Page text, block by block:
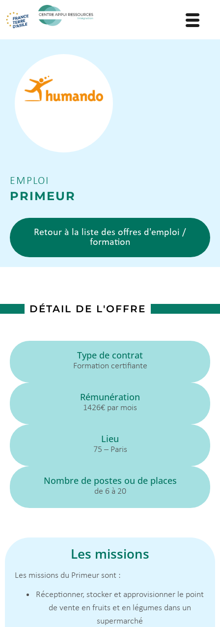
EMPLOI
PRIMEUR
Retour à la liste des offres d'emploi /
formation
DÉTAIL DE L'OFFRE
Type de contrat
Formation certifiante
Rémunération
1426€ par mois
Lieu
75 – Paris
Nombre de postes ou de places
de 6 à 20
Les missions
Les missions du Primeur sont :
Réceptionner, stocker et approvisionner le point
de vente en fruits et en légumes dans un
supermarché